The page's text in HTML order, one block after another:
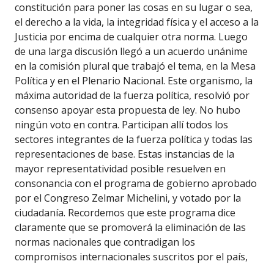
constitución para poner las cosas en su lugar o sea,
el derecho a la vida, la integridad física y el acceso a la
Justicia por encima de cualquier otra norma. Luego
de una larga discusión llegó a un acuerdo unánime
en la comisión plural que trabajó el tema, en la Mesa
Política y en el Plenario Nacional. Este organismo, la
máxima autoridad de la fuerza política, resolvió por
consenso apoyar esta propuesta de ley. No hubo
ningún voto en contra. Participan allí todos los
sectores integrantes de la fuerza política y todas las
representaciones de base. Estas instancias de la
mayor representatividad posible resuelven en
consonancia con el programa de gobierno aprobado
por el Congreso Zelmar Michelini, y votado por la
ciudadanía. Recordemos que este programa dice
claramente que se promoverá la eliminación de las
normas nacionales que contradigan los
compromisos internacionales suscritos por el país,